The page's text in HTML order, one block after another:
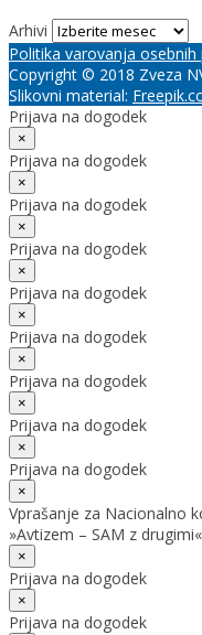
Arhivi
Politika varovanja
Copyright © 2018 Zveza
Slikovni material:
Prijava na dogodek
×
Prijava na dogodek
×
Prijava na dogodek
×
Prijava na dogodek
×
Prijava na dogodek
×
Prijava na dogodek
×
Prijava na dogodek
×
Prijava na dogodek
×
Prijava na dogodek
×
Vprašanje za Nacionalno
»Avtizem – SAM z drugimi«
×
Prijava na dogodek
×
Prijava na dogodek